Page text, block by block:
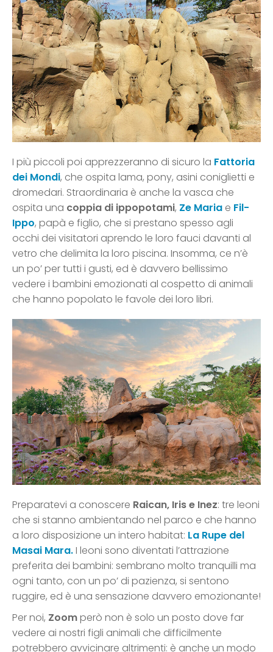
I più piccoli poi apprezzeranno di sicuro la Fattoria
dei Mondi, che ospita lama, pony, asini coniglietti e
dromedari. Straordinaria è anche la vasca che
ospita una coppia di ippopotami, Ze Maria e Fil-
Ippo, papà e figlio, che si prestano spesso agli
occhi dei visitatori aprendo le loro fauci davanti al
vetro che delimita la loro piscina. Insomma, ce n’è
un po’ per tutti i gusti, ed è davvero bellissimo
vedere i bambini emozionati al cospetto di animali
che hanno popolato le favole dei loro libri.
Preparatevi a conoscere Raican, Iris e Inez: tre leoni
che si stanno ambientando nel parco e che hanno
a loro disposizione un intero habitat: La Rupe del
Masai Mara.I leoni sono diventati l’attrazione
preferita dei bambini: sembrano molto tranquilli ma
ogni tanto, con un po’ di pazienza, si sentono
ruggire, ed è una sensazione davvero emozionante!
Per noi, Zoomperò non è solo un posto dove far
vedere ai nostri figli animali che difficilmente
potrebbero avvicinare altrimenti: è anche un modo